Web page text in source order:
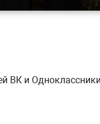
ВК и Одноклассники